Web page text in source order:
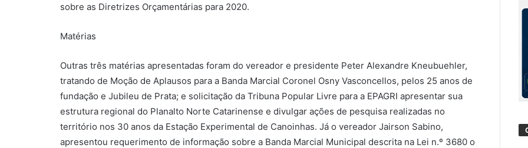
sobre as Diretrizes Orçamentárias para 2020.
Matérias
Outras três matérias apresentadas foram do vereador e presidente Peter Alexandre Kneubuehler,
tratando de Moção de Aplausos para a Banda Marcial Coronel Osny Vasconcellos, pelos 25 anos de
fundação e Jubileu de Prata; e solicitação da Tribuna Popular Livre para a EPAGRI apresentar sua
estrutura regional do Planalto Norte Catarinense e divulgar ações de pesquisa realizadas no
território nos 30 anos da Estação Experimental de Canoinhas. Já o vereador Jairson Sabino,
apresentou requerimento de informação sobre a Banda Marcial Municipal descrita na Lei n.º 3680 o